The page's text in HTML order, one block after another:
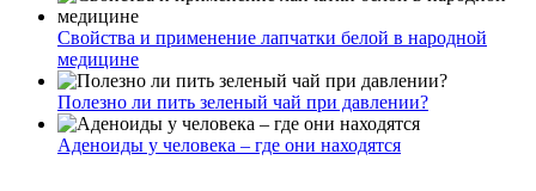
Свойства и применение лапчатки белой в народной
медицине
Полезно ли пить зеленый чай при давлении?
Аденоиды у человека – где они находятся